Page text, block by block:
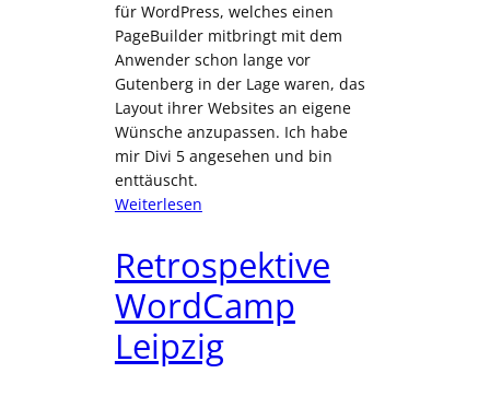
für WordPress, welches einen
PageBuilder mitbringt mit dem
Anwender schon lange vor
Gutenberg in der Lage waren, das
Layout ihrer Websites an eigene
Wünsche anzupassen. Ich habe
mir Divi 5 angesehen und bin
enttäuscht.
Weiterlesen:
–
ein
enttäuschter
Entwickler
verzichtet
Retrospektive
WordCamp
Leipzig